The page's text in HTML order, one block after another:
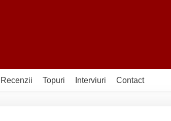
Recenzii Topuri Interviuri Contact